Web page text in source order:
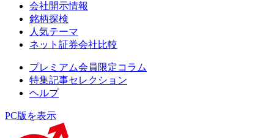
会社開示情報
銘柄探検
人気テーマ
ネット証券会社比較
プレミアム会員限定コラム
特集記事セレクション
ヘルプ
PC版を表示